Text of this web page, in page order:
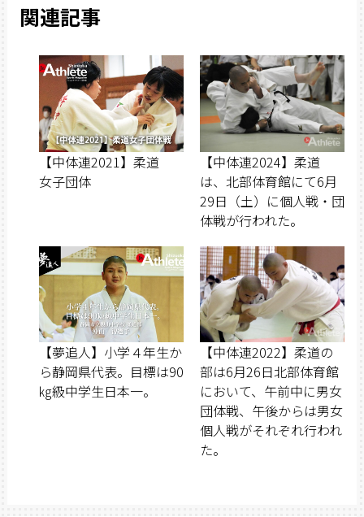
関連記事
【中体連2021】柔道
女子団体
【中体連2024】柔道
は、北部体育館にて6月
29日（土）に個人戦・団
体戦が行われた。
【夢追人】小学４年生か
ら静岡県代表。目標は90
㎏級中学生日本一。
【中体連2022】柔道の
部は6月26日北部体育館
において、午前中に男女
団体戦、午後からは男女
個人戦がそれぞれ行われ
た。